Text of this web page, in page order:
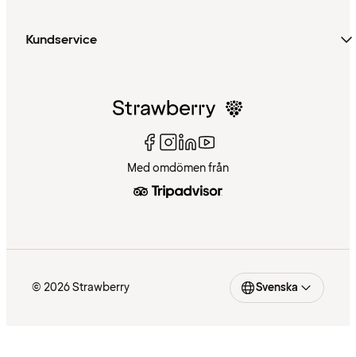
Kundservice
Med omdömen från
© 2026 Strawberry Svenska